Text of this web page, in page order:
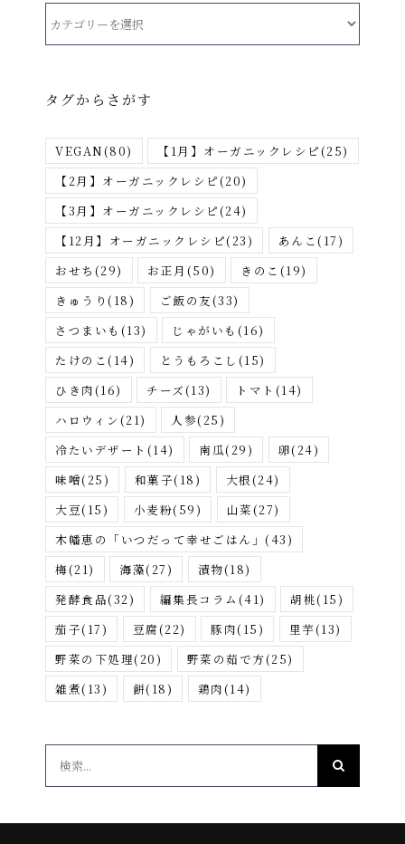
ー
ら
が
す
タグからさがす
VEGAN(80) 【1月】オーガニックレシピ(25)
【2月】オーガニックレシピ(20)
【3月】オーガニックレシピ(24)
【12月】オーガニックレシピ(23) あんこ(17)
おせち (29) お正月 (50) きのこ (19)
きゅうり (18) ご飯の友(33)
さつまいも (13) じゃがいも (16)
たけのこ(14) とうもろこし (15)
ひき肉(16) チーズ(13) トマト (14)
ハロウィン(21) 人参(25)
冷たいデザート (14) 南瓜(29) 卵(24)
味噌(25) 和菓子(18) 大根(24)
大豆(15) 小麦粉(59) 山菜(27)
木幡恵の「いつだって幸せごはん」 (43)
梅(21) 海藻(27) 漬物(18)
発酵食品(32) 編集長コラム (41) 胡桃(15)
茄子(17) 豆腐(22) 豚肉(15) 里芋(13)
野菜の下処理(20) 野菜の茹で方(25)
雑煮(13) 餅(18) 鶏肉(14)